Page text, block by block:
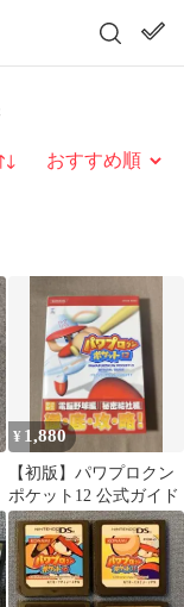
び替え
¥ 1,880
【初版】パワプロクン
ポケット12 公式ガイド